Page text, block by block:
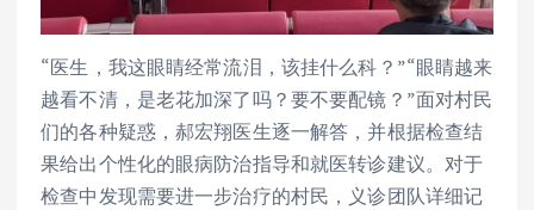
“医生，我这眼睛经常流泪，该挂什么科？”“眼睛越来
越看不清，是老花加深了吗？要不要配镜？”面对村民
们的各种疑惑，郝宏翔医生逐一解答，并根据检查结
果给出个性化的眼病防治指导和就医转诊建议。对于
检查中发现需要进一步治疗的村民，义诊团队详细记